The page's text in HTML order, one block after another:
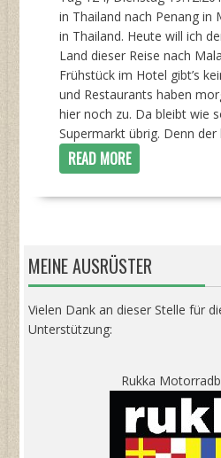
in Thailand nach Penang in
in Thailand. Heute will ich
Land dieser Reise nach
Frühstück im Hotel gibt’s
und Restaurants haben
hier noch zu. Da bleibt wie
Supermarkt übrig. Denn der
READ MORE
MEINE AUSRÜSTER
Vielen Dank an dieser Stelle für
Unterstützung:
Rukka